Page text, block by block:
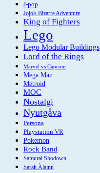
J-pop
Jojo's Bizarre Adventure
King of Fighters
Lego
Lego Modular Buildings
Lord of the Rings
Marvel vs Capcom
Mega Man
Metroid
MOC
Nostalgi
Nyutgåva
Persona
Playstation VR
Pokemon
Rock Band
Samurai Shodown
Sarah Àlainn